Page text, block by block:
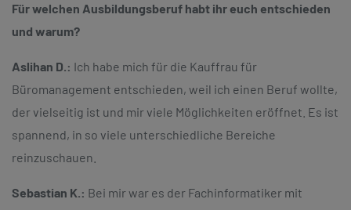
Für welchen Ausbildungsberuf habt ihr euch entschieden
und warum?
Aslihan D.: Ich habe mich für die Kauffrau für
Büromanagement entschieden, weil ich einen Beruf wollte,
der vielseitig ist und mir viele Möglichkeiten eröffnet. Es ist
spannend, in so viele unterschiedliche Bereiche
reinzuschauen.
Sebastian K.: Bei mir war es der Fachinformatiker mit